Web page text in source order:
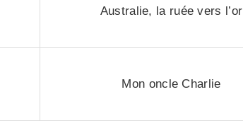
Australie, la ruée vers l’or
Mon oncle Charlie